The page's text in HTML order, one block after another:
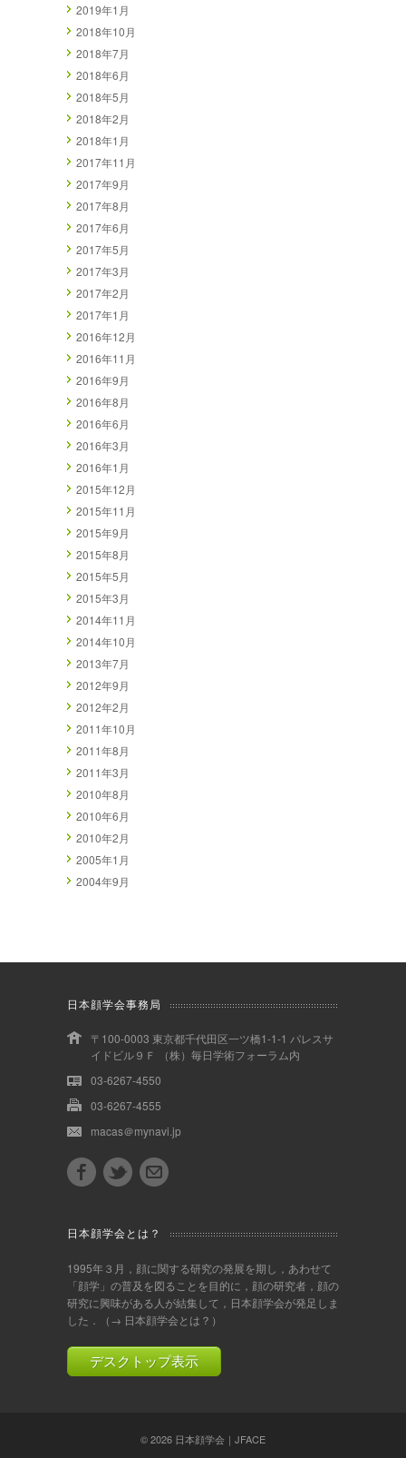
2019年1月
2018年10月
2018年7月
2018年6月
2018年5月
2018年2月
2018年1月
2017年11月
2017年9月
2017年8月
2017年6月
2017年5月
2017年3月
2017年2月
2017年1月
2016年12月
2016年11月
2016年9月
2016年8月
2016年6月
2016年3月
2016年1月
2015年12月
2015年11月
2015年9月
2015年8月
2015年5月
2015年3月
2014年11月
2014年10月
2013年7月
2012年9月
2012年2月
2011年10月
2011年8月
2011年3月
2010年8月
2010年6月
2010年2月
2005年1月
2004年9月
日本顔学会事務局
〒100-0003 東京都千代田区一ツ橋1-1-1 パレスサ
イドビル９Ｆ （株）毎日学術フォーラム内
03-6267-4550
03-6267-4555
macas＠mynavi.jp
日本顔学会とは？
1995年３月，顔に関する研究の発展を期し，あわせて
「顔学」の普及を図ることを目的に，顔の研究者，顔の
研究に興味がある人が結集して，日本顔学会が発足しま
した．（→ 日本顔学会とは？ ）
デスクトップ表示
© 2026 日本顔学会｜JFACE